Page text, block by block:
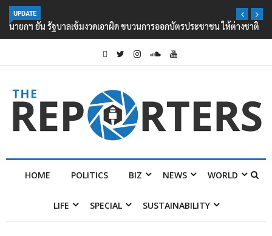
UPDATE
นายกฯ ยัน รัฐบาลเข้มงวดเอาผิด ขบวนการออกบัตรประชาชน ให้ต่างชาติ
HOME POLITICS BIZ NEWS WORLD
LIFE SPECIAL SUSTAINABILITY